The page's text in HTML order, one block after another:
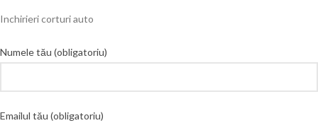
Inchirieri corturi auto
Numele tău (obligatoriu)
Emailul tău (obligatoriu)